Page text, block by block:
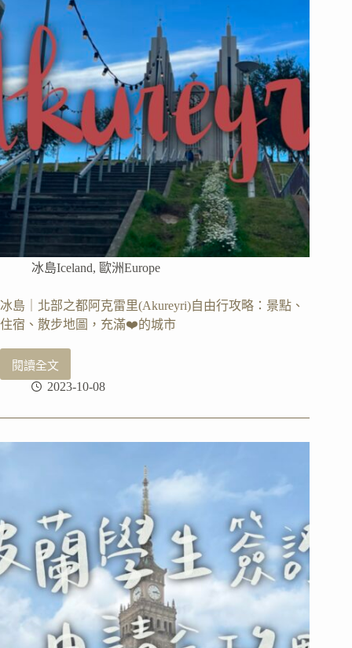
備：
歐
洲
交
換
或
留
學
生
要
怎
麼
準
備
行
李
呢？
冰島Iceland, 歐洲Europe
冰島｜北部之都阿克雷里(Akureyri)自由行攻略：景點、
住宿、散步地圖，充滿❤️的城市
閱讀全文
冰
島
北
雷
里
(Akureyri)
自
由
攻
略：
2023-10-08